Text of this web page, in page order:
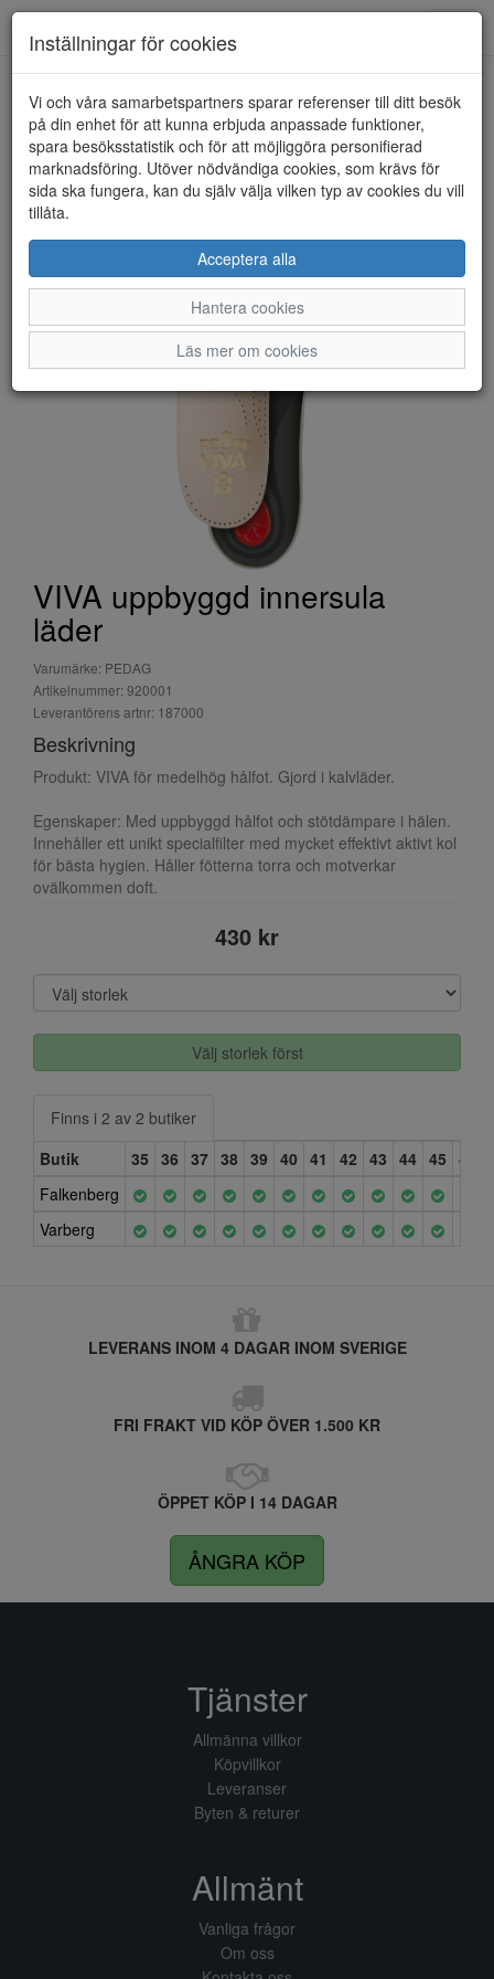
HEM PEDAG
VIVA uppbyggd innersula
läder
Varumärke: PEDAG
Artikelnummer: 920001
Leverantörens artnr: 187000
Beskrivning
Produkt: VIVA för medelhög hålfot. Gjord i kalvläder.
Egenskaper: Med uppbyggd hålfot och stötdämpare i hälen.
Innehåller ett unikt specialfilter med mycket effektivt aktivt kol
för bästa hygien. Håller fötterna torra och motverkar
ovälkommen doft.
430 kr
Välj storlek först
Finns i 2 av 2 butiker
Butik
35 36 37 38 39 40 41 42 43 44 45 46
Falkenberg
Varberg
LEVERANS INOM 4 DAGAR INOM SVERIGE
FRI FRAKT VID KÖP ÖVER 1.500 KR
ÖPPET KÖP I 14 DAGAR
ÅNGRA KÖP
Inställningar för cookies
Vi och våra samarbetspartners sparar referenser till ditt besök
på din enhet för att kunna erbjuda anpassade funktioner,
spara besöksstatistik och för att möjliggöra personifierad
marknadsföring. Utöver nödvändiga cookies, som krävs för
sida ska fungera, kan du själv välja vilken typ av cookies du vill
tillåta.
Acceptera alla
Hantera cookies
Läs mer om cookies
Tjänster
Allmänna villkor
Köpvillkor
Leveranser
Byten & returer
Allmänt
Vanliga frågor
Om oss